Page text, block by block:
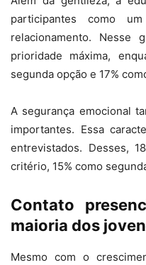
participantes como
relacionamento. Nesse
prioridade máxima,
segunda opção e 17%
A segurança emocional
importantes. Essa
entrevistados. Desses,
critério, 15% como
Contato
maioria dos
Mesmo com o